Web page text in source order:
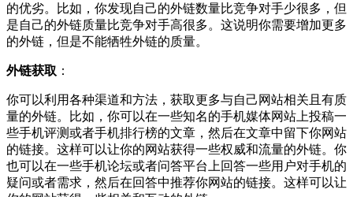
的优劣。比如，你发现自己的外链数量比竞争对手少很多，但
是自己的外链质量比竞争对手高很多。这说明你需要增加更多
的外链，但是不能牺牲外链的质量。
外链获取 ：
你可以利用各种渠道和方法，获取更多与自己网站相关且有质
量的外链。比如，你可以在一些知名的手机媒体网站上投稿一
些手机评测或者手机排行榜的文章，然后在文章中留下你网站
的链接。这样可以让你的网站获得一些权威和流量的外链。你
也可以在一些手机论坛或者问答平台上回答一些用户对手机的
疑问或者需求，然后在回答中推荐你网站的链接。这样可以让